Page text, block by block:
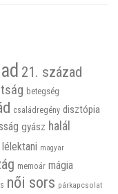
21. század
betegség
családregény disztópia
gyász halál
lélektani magyar
memoár mágia
női sors párkapcsolat